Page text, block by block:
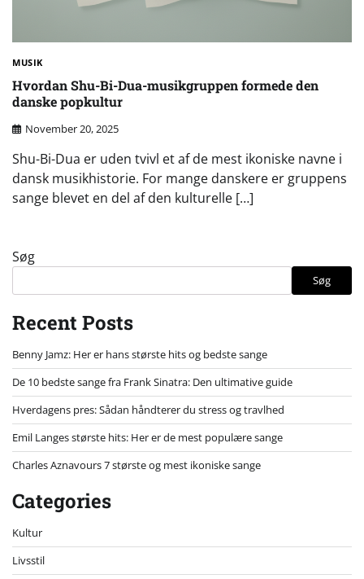
MUSIK
Hvordan Shu-Bi-Dua-musikgruppen formede den
danske popkultur
November 20, 2025
Shu-Bi-Dua er uden tvivl et af de mest ikoniske navne i
dansk musikhistorie. For mange danskere er gruppens
sange blevet en del af den kulturelle […]
Søg
Søg
Recent Posts
Benny Jamz: Her er hans største hits og bedste sange
De 10 bedste sange fra Frank Sinatra: Den ultimative guide
Hverdagens pres: Sådan håndterer du stress og travlhed
Emil Langes største hits: Her er de mest populære sange
Charles Aznavours 7 største og mest ikoniske sange
Categories
Kultur
Livsstil